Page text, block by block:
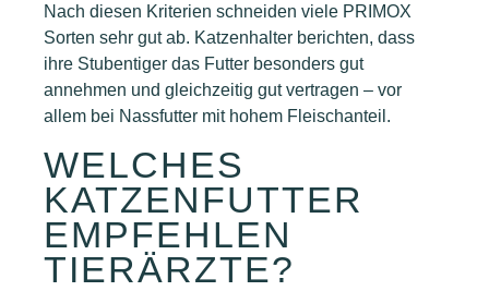
Nach diesen Kriterien schneiden viele PRIMOX
Sorten sehr gut ab. Katzenhalter berichten, dass
ihre Stubentiger das Futter besonders gut
annehmen und gleichzeitig gut vertragen – vor
allem bei Nassfutter mit hohem Fleischanteil.
WELCHES
KATZENFUTTER
EMPFEHLEN
TIERÄRZTE?